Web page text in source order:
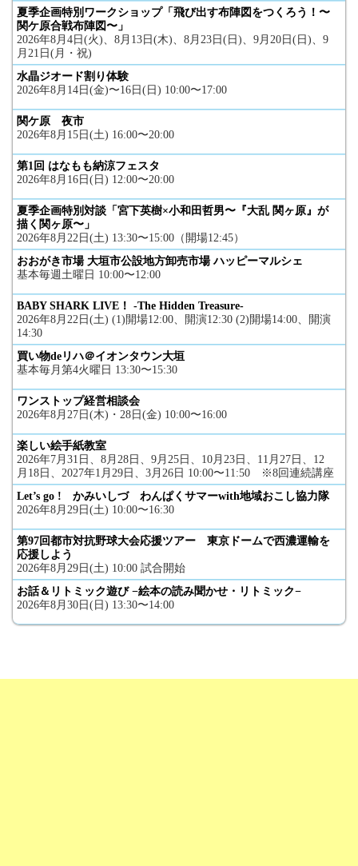
夏季企画特別ワークショップ「飛び出す布陣図をつくろう！〜
関ケ原合戦布陣図〜」
2026年8月4日(火)、8月13日(木)、8月23日(日)、9月20日(日)、9
月21日(月・祝)
水晶ジオード割り体験
2026年8月14日(金)〜16日(日) 10:00〜17:00
関ケ原 夜市
2026年8月15日(土) 16:00〜20:00
第1回 はなもも納涼フェスタ
2026年8月16日(日) 12:00〜20:00
夏季企画特別対談「宮下英樹×小和田哲男〜『大乱 関ヶ原』が
描く関ヶ原〜」
2026年8月22日(土) 13:30〜15:00（開場12:45）
おおがき市場 大垣市公設地方卸売市場 ハッピーマルシェ
基本毎週土曜日 10:00〜12:00
BABY SHARK LIVE！ -The Hidden Treasure-
2026年8月22日(土) (1)開場12:00、開演12:30 (2)開場14:00、開演
14:30
買い物deリハ＠イオンタウン大垣
基本毎月第4火曜日 13:30〜15:30
ワンストップ経営相談会
2026年8月27日(木)・28日(金) 10:00〜16:00
楽しい絵手紙教室
2026年7月31日、8月28日、9月25日、10月23日、11月27日、12
月18日、2027年1月29日、3月26日 10:00〜11:50 ※8回連続講座
Let’s go ! かみいしづ わんぱくサマーwith地域おこし協力隊
2026年8月29日(土) 10:00〜16:30
第97回都市対抗野球大会応援ツアー 東京ドームで西濃運輸を
応援しよう
2026年8月29日(土) 10:00 試合開始
お話＆リトミック遊び −絵本の読み聞かせ・リトミック−
2026年8月30日(日) 13:30〜14:00